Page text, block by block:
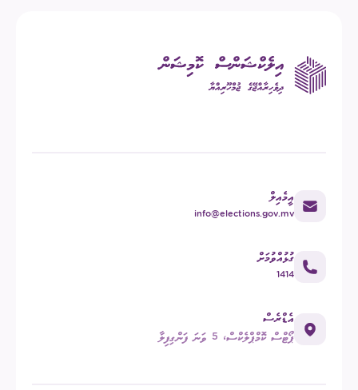
އީމެއިލް
info@elections.gov.mv
ގުޅުއްވުމަށް
1414
އެޑްރެސް
ޕޯޓްސް ކޮމްޕްލެކްސް، 5 ވަނަ ފަންގިފިލާ